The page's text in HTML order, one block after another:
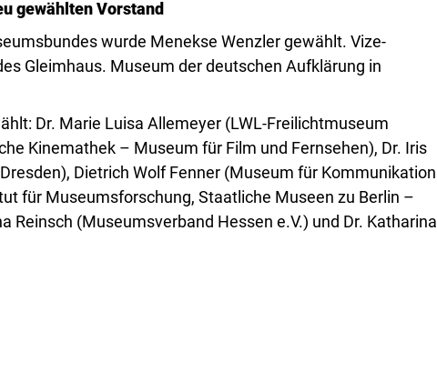
gewählten Vorstand
wurde Menekse Wenzler gewählt. Vize-
Gleimhaus. Museum der deutschen Aufklärung in
Dr. Marie Luisa Allemeyer (LWL-Freilichtmuseum
Kinemathek – Museum für Film und Fernsehen), Dr. Iris
Dietrich Wolf Fenner (Museum für Kommunikation
für Museumsforschung, Staatliche Museen zu Berlin –
Reinsch (Museumsverband Hessen e.V.) und Dr. Katharina